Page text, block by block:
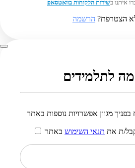
איתנו בשירות הלקוחות בוואטסאפ
הצטרפת? הרשמה
לתלמידים
מגוון אפשרויות נוספות באתר
ת את תנאי השימוש באתר